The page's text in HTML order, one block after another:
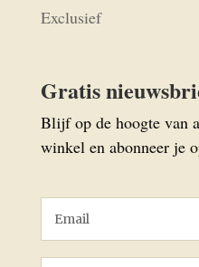
Exclusief
Gratis
Blijf op de hoogte van
winkel en abonneer je